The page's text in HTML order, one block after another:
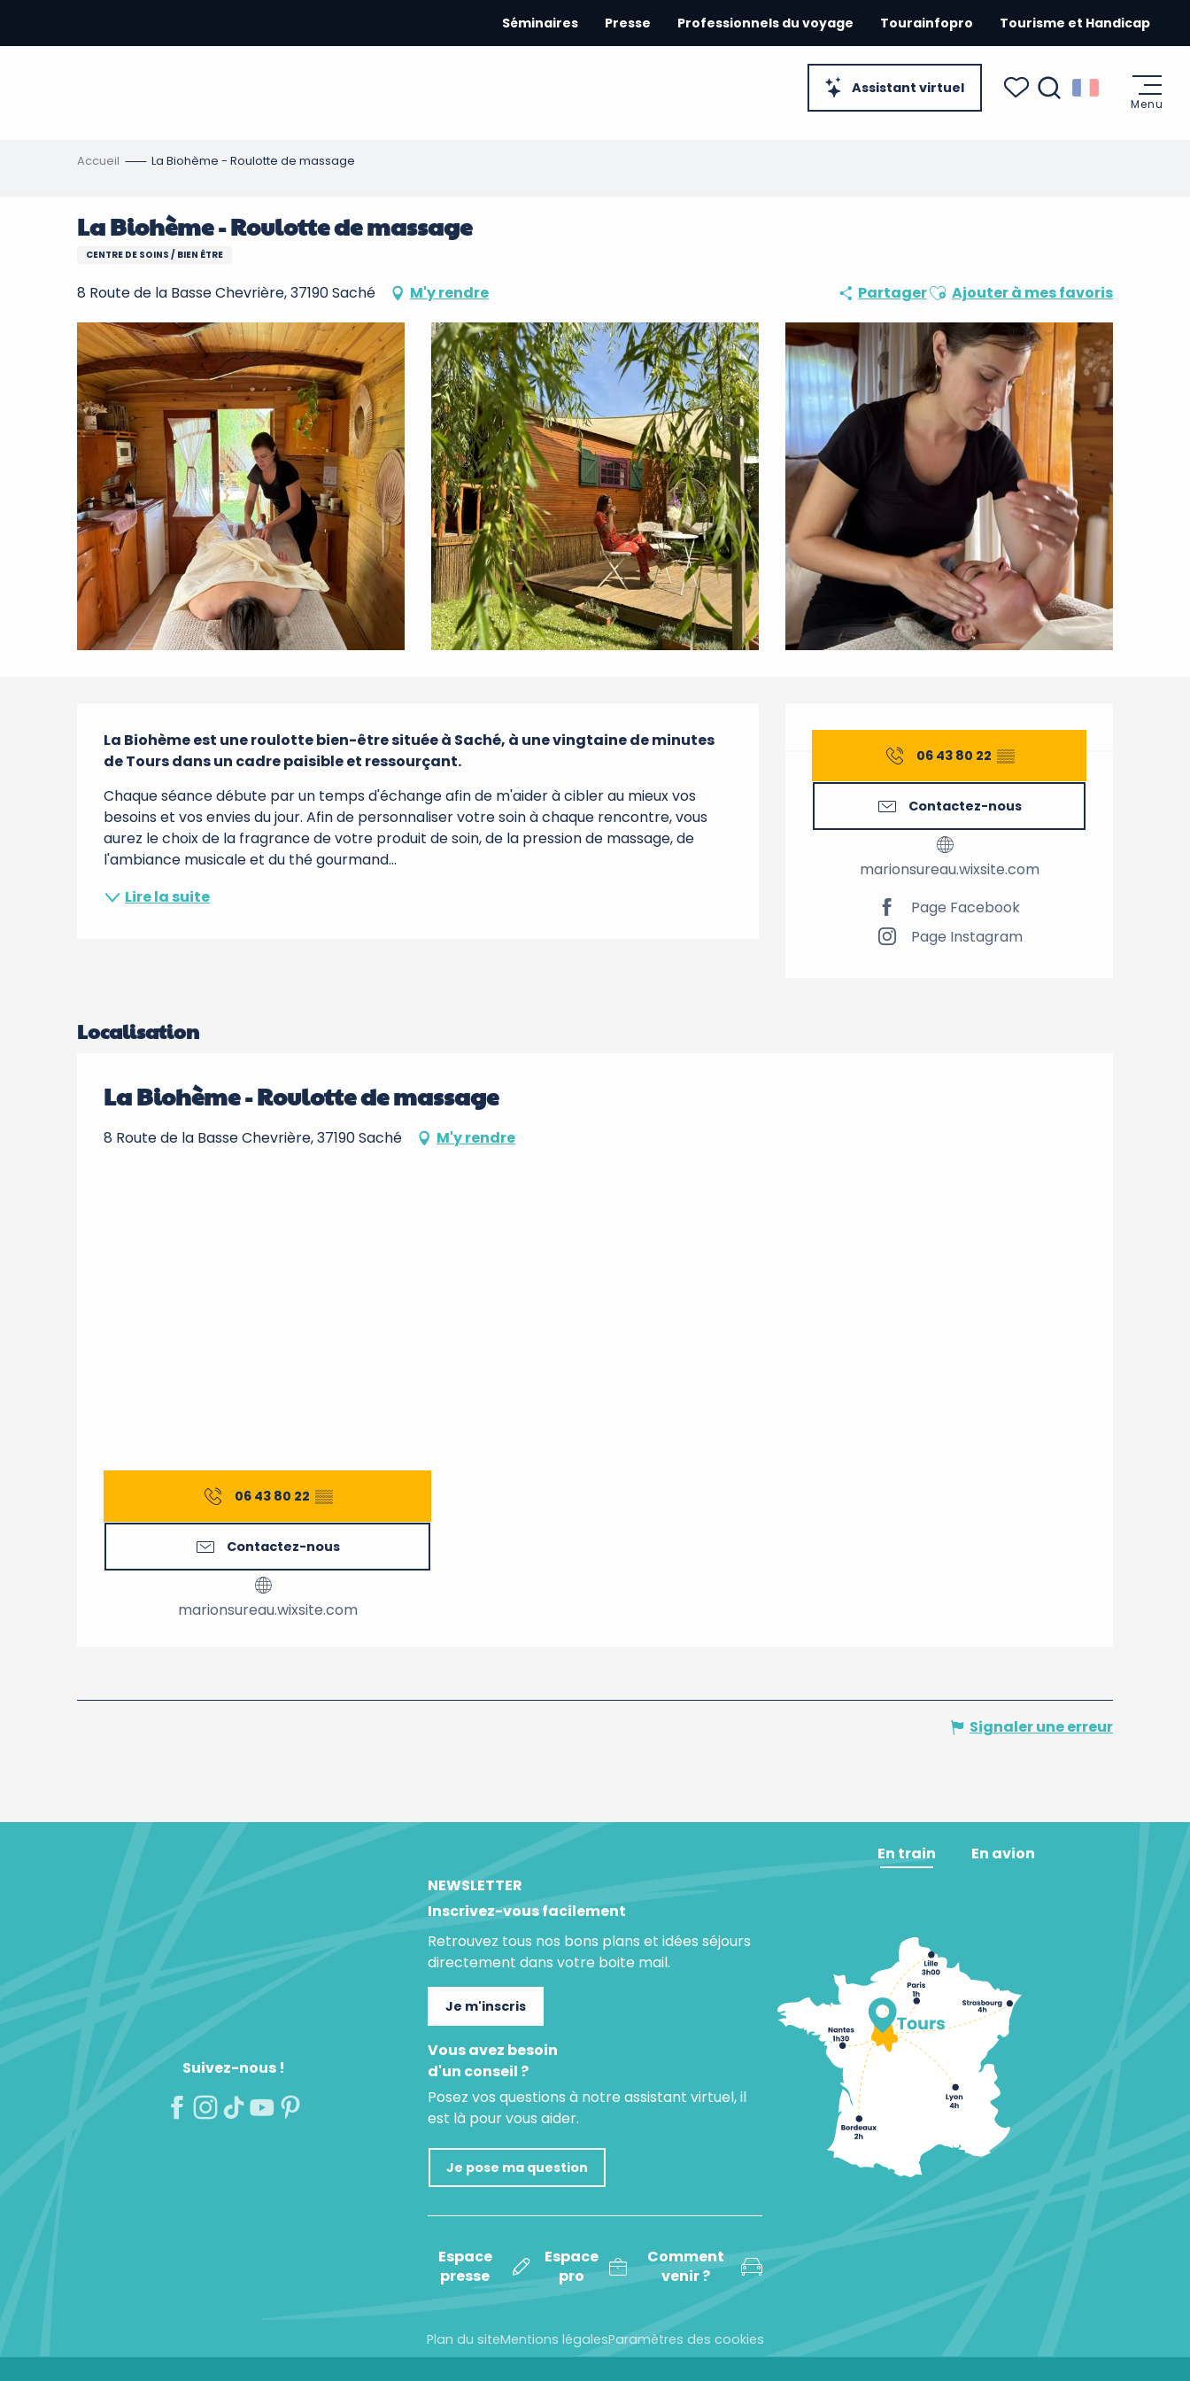
contenu
Assistant virtuel
Séminaires Presse Professionnels du voyage Tourainfopro Tourisme et Handicap
Menu
Accueil La Biohème - Roulotte de massage
La Biohème - Roulotte de massage
CENTRE DE SOINS / BIEN ÊTRE
8 Route de la Basse Chevrière, 37190 Saché M'y rendre PartagerAjouter aux favoris
Ajouter à mes favoris
Ouverture et
06 43 80 22 ▒▒
Contactez-nous
marionsureau.wixsite.com
Page Facebook
Page Instagram
Description
La Biohème est une roulotte bien-être située à Saché, à une vingtaine de minutes
de Tours dans un cadre paisible et ressourçant.
Chaque séance débute par un temps d'échange afin de m'aider à cibler au mieux vos
besoins et vos envies du jour. Afin de personnaliser votre soin à chaque rencontre, vous
aurez le choix de la fragrance de votre produit de soin, de la pression de massage, de
l'ambiance musicale et du thé gourmand...
Lire la suite
Localisation
La Biohème - Roulotte de massage
8 Route de la Basse Chevrière, 37190 Saché M'y rendre
06 43 80 22 ▒▒
Contactez-nous
marionsureau.wixsite.com
Signaler une erreur
Suivez-nous !
NEWSLETTER
Inscrivez-vous facilement
Retrouvez tous nos bons plans et idées séjours
directement dans votre boite mail.
Je m'inscris
Vous avez besoin
d'un conseil ?
Posez vos questions à notre assistant virtuel, il
est là pour vous aider.
Je pose ma question
Espace
presse
Espace
pro
Comment
venir ?
En train En avion
Plan du siteMentions légalesParamètres des cookies